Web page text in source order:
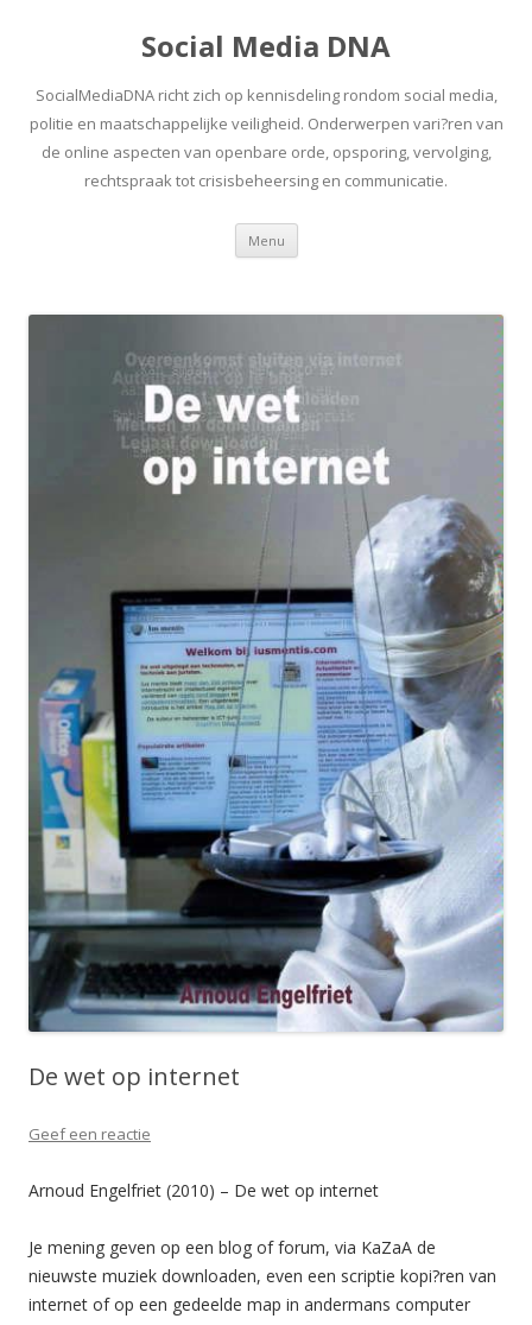
Social Media DNA
SocialMediaDNA richt zich op kennisdeling rondom social media,
politie en maatschappelijke veiligheid. Onderwerpen vari?ren van
de online aspecten van openbare orde, opsporing, vervolging,
rechtspraak tot crisisbeheersing en communicatie.
Menu Spring
inhoud
De wet op internet
Geef een reactie
Arnoud Engelfriet (2010) – De wet op internet
Je mening geven op een blog of forum, via KaZaA de
nieuwste muziek downloaden, even een scriptie kopi?ren van
internet of op een gedeelde map in andermans computer